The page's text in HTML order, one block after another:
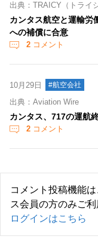
出典：TRAICY（トライ
カンタス航空と運輸労
への補償に合意
2 コメント
10月29日 #航空会社
出典：Aviation Wire
カンタス、717の運航
2 コメント
コメント投稿機能
ス会員の方のみご利
ログインはこちら